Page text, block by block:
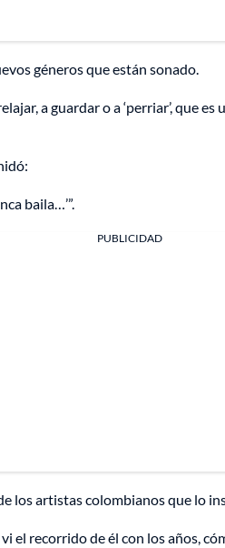
géneros que están sonado.
a guardar o a ‘perriar’, que
baila…’”.
PUBLICIDAD
los artistas colombianos que lo
el recorrido de él con los años,